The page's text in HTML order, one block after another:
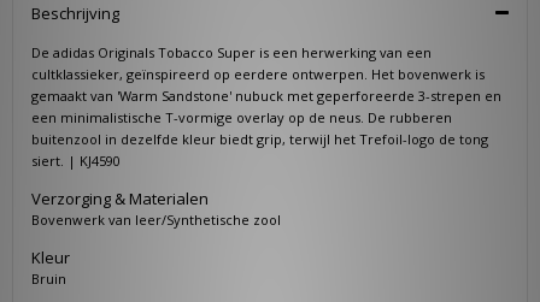
Beschrijving
De adidas Originals Tobacco Super is een herwerking van een
cultklassieker, geïnspireerd op eerdere ontwerpen. Het bovenwerk is
gemaakt van 'Warm Sandstone' nubuck met geperforeerde 3-strepen en
een minimalistische T-vormige overlay op de neus. De rubberen
buitenzool in dezelfde kleur biedt grip, terwijl het Trefoil-logo de tong
siert. | KJ4590
Verzorging & Materialen
Bovenwerk van leer/Synthetische zool
Kleur
Bruin